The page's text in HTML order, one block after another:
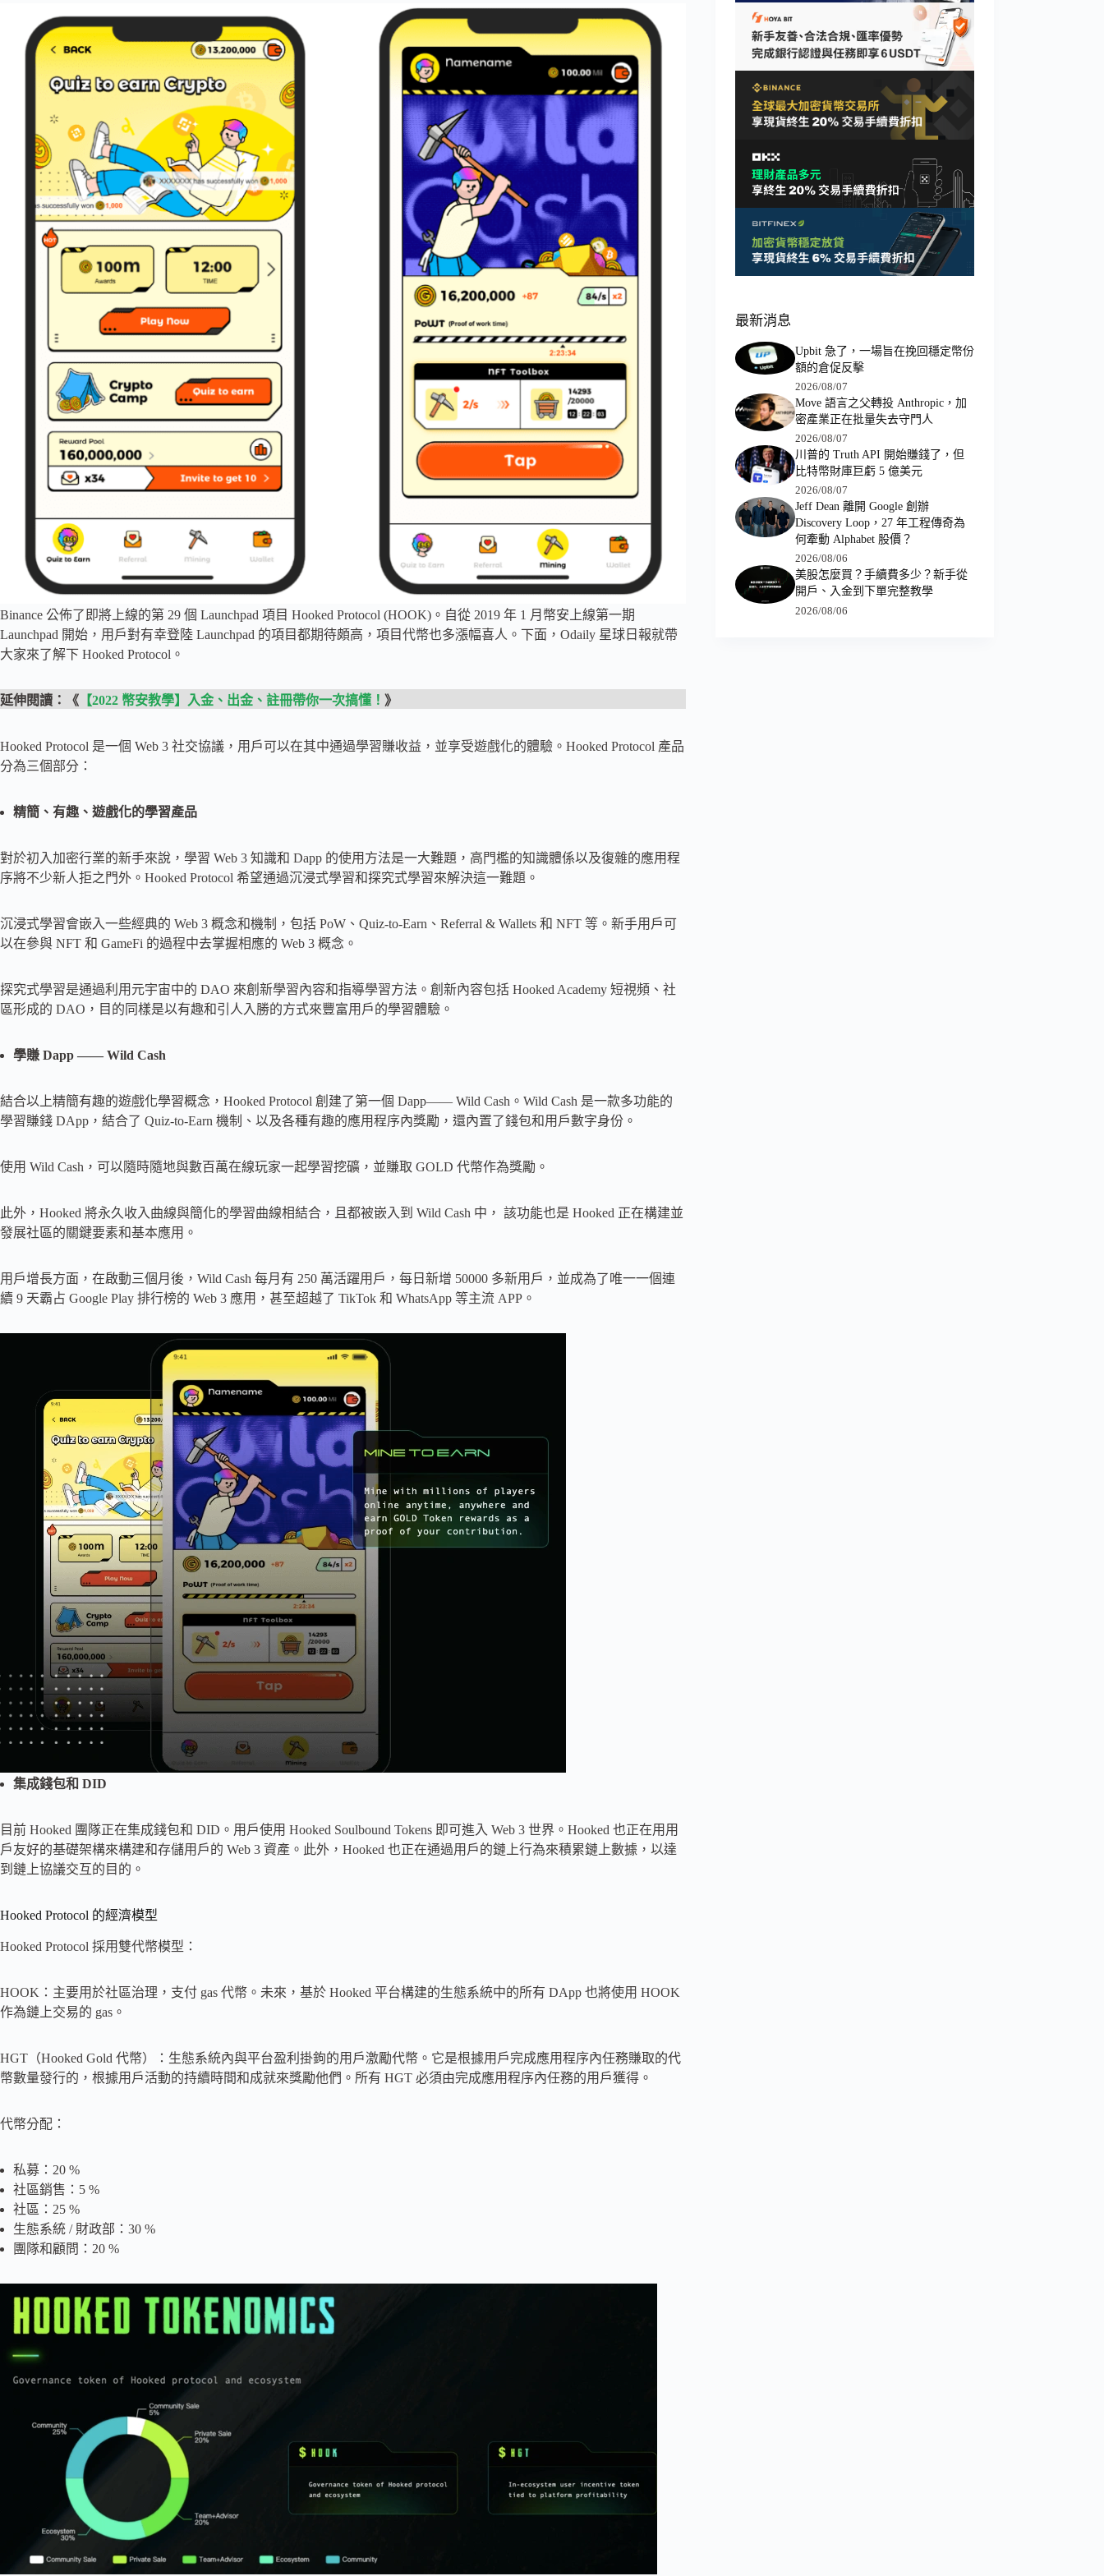
Binance 公佈了即將上線的第 29 個 Launchpad 項目 Hooked Protocol (HOOK)。自從 2019 年 1 月幣安上線第一期
Launchpad 開始，用戶對有幸登陸 Launchpad 的項目都期待頗高，項目代幣也多漲幅喜人。下面，Odaily 星球日報就帶
大家來了解下 Hooked Protocol。
延伸閱讀：《 【2022 幣安教學】入金、出金、註冊帶你一次搞懂！ 》
Hooked Protocol 是一個 Web 3 社交協議，用戶可以在其中通過學習賺收益，並享受遊戲化的體驗。Hooked Protocol 產品
分為三個部分：
精簡、有趣、遊戲化的學習產品
對於初入加密行業的新手來說，學習 Web 3 知識和 Dapp 的使用方法是一大難題，高門檻的知識體係以及復雜的應用程
序將不少新人拒之門外。Hooked Protocol 希望通過沉浸式學習和探究式學習來解決這一難題。
沉浸式學習會嵌入一些經典的 Web 3 概念和機制，包括 PoW、Quiz-to-Earn、Referral & Wallets 和 NFT 等。新手用戶可
以在參與 NFT 和 GameFi 的過程中去掌握相應的 Web 3 概念。
探究式學習是通過利用元宇宙中的 DAO 來創新學習內容和指導學習方法。創新內容包括 Hooked Academy 短視頻、社
區形成的 DAO，目的同樣是以有趣和引人入勝的方式來豐富用戶的學習體驗。
學賺 Dapp —— Wild Cash
結合以上精簡有趣的遊戲化學習概念，Hooked Protocol 創建了第一個 Dapp—— Wild Cash。Wild Cash 是一款多功能的
學習賺錢 DApp，結合了 Quiz-to-Earn 機制、以及各種有趣的應用程序內獎勵，還內置了錢包和用戶數字身份。
使用 Wild Cash，可以隨時隨地與數百萬在線玩家一起學習挖礦，並賺取 GOLD 代幣作為獎勵。
此外，Hooked 將永久收入曲線與簡化的學習曲線相結合，且都被嵌入到 Wild Cash 中， 該功能也是 Hooked 正在構建並
發展社區的關鍵要素和基本應用。
用戶增長方面，在啟動三個月後，Wild Cash 每月有 250 萬活躍用戶，每日新增 50000 多新用戶，並成為了唯一一個連
續 9 天霸占 Google Play 排行榜的 Web 3 應用，甚至超越了 TikTok 和 WhatsApp 等主流 APP。
集成錢包和 DID
目前 Hooked 團隊正在集成錢包和 DID。用戶使用 Hooked Soulbound Tokens 即可進入 Web 3 世界。Hooked 也正在用用
戶友好的基礎架構來構建和存儲用戶的 Web 3 資產。此外，Hooked 也正在通過用戶的鏈上行為來積累鏈上數據，以達
到鏈上協議交互的目的。
Hooked Protocol 的經濟模型
Hooked Protocol 採用雙代幣模型：
HOOK：主要用於社區治理，支付 gas 代幣。未來，基於 Hooked 平台構建的生態系統中的所有 DApp 也將使用 HOOK
作為鏈上交易的 gas。
HGT（Hooked Gold 代幣）：生態系統內與平台盈利掛鉤的用戶激勵代幣。它是根據用戶完成應用程序內任務賺取的代
幣數量發行的，根據用戶活動的持續時間和成就來獎勵他們。所有 HGT 必須由完成應用程序內任務的用戶獲得。
代幣分配：
私募：20 %
社區銷售：5 %
社區：25 %
生態系統 / 財政部：30 %
團隊和顧問：20 %
最新消息
Upbit 急了，一場旨在挽回穩定幣份
額的倉促反擊
2026/08/07
Move 語言之父轉投 Anthropic，加
密產業正在批量失去守門人
2026/08/07
川普的 Truth API 開始賺錢了，但
比特幣財庫巨虧 5 億美元
2026/08/07
Jeff Dean 離開 Google 創辦
Discovery Loop，27 年工程傳奇為
何牽動 Alphabet 股價？
2026/08/06
美股怎麼買？手續費多少？新手從
開戶、入金到下單完整教學
2026/08/06